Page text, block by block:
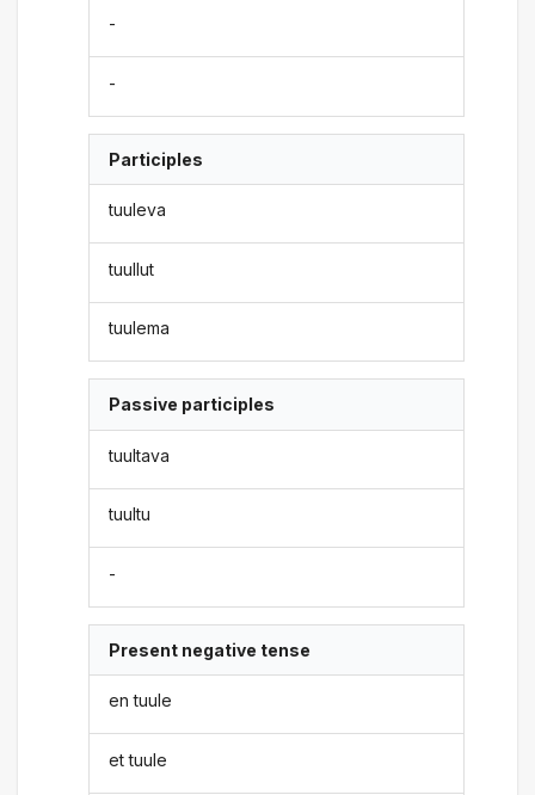
-
-
Participles
tuuleva
tuullut
tuulema
Passive participles
tuultava
tuultu
-
Present negative tense
en tuule
et tuule